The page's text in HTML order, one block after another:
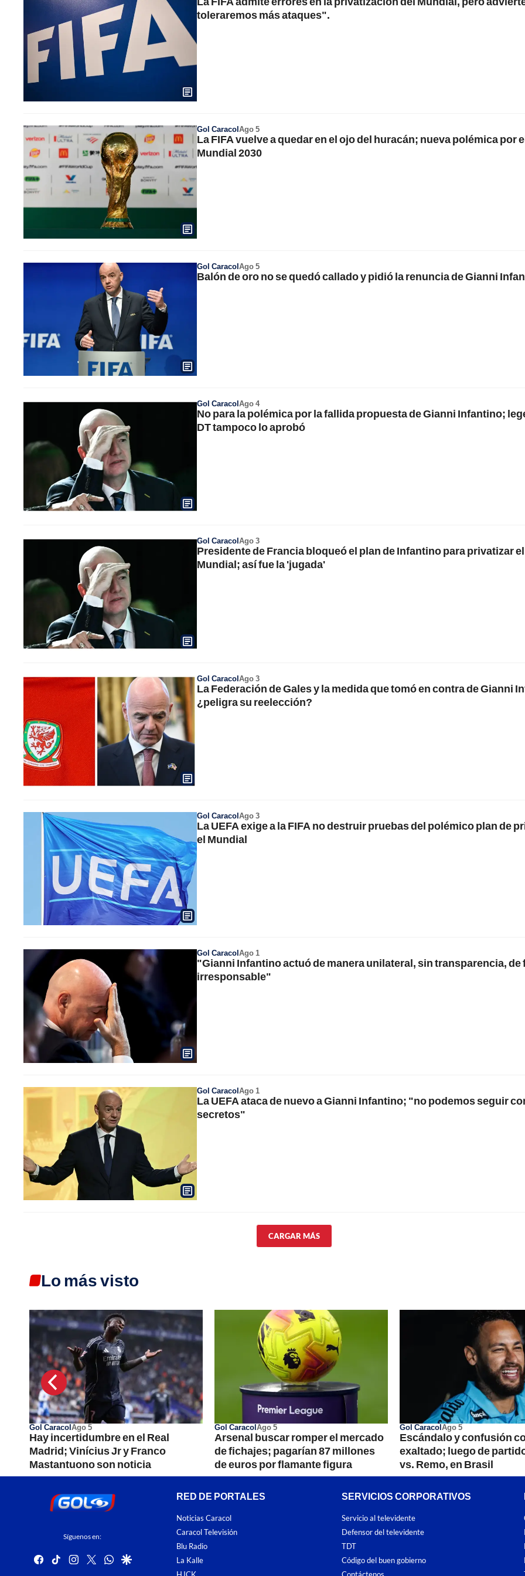
toleraremos más ataques".
Gol CaracolAgo 5
La FIFA vuelve a quedar en el ojo del huracán; nueva polémica por
Mundial 2030
Gol CaracolAgo 5
Balón de oro no se quedó callado y pidió la renuncia de Gianni
Gol CaracolAgo 4
No para la polémica por la fallida propuesta de Gianni Infantino;
DT tampoco lo aprobó
Gol CaracolAgo 3
Presidente de Francia bloqueó el plan de Infantino para privatizar el
Mundial; así fue la 'jugada'
Gol CaracolAgo 3
La Federación de Gales y la medida que tomó en contra de Gianni
¿peligra su reelección?
Gol CaracolAgo 3
La UEFA exige a la FIFA no destruir pruebas del polémico plan de
el Mundial
Gol CaracolAgo 1
"Gianni Infantino actuó de manera unilateral, sin transparencia, de
irresponsable"
Gol CaracolAgo 1
La UEFA ataca de nuevo a Gianni Infantino; "no podemos seguir
secretos"
CARGAR MÁS
Lo más visto
Gol CaracolAgo 5
Hay incertidumbre en el Real
Madrid; Vinícius Jr y Franco
Mastantuono son noticia
Gol CaracolAgo 5
Arsenal buscar romper el mercado
de fichajes; pagarían 87 millones
de euros por flamante figura
Gol CaracolAgo 5
Escándalo y confusión
exaltado; luego de
vs. Remo, en Brasil
Síguenos en:
facebook
tiktokinstagram
twitterwhatsapp
google
RED DE PORTALES
Noticias Caracol
Caracol Televisión
Blu Radio
La Kalle
SERVICIOS CORPORATIVOS
Servicio al televidente
Defensor del televidente
TDT
Código del buen gobierno